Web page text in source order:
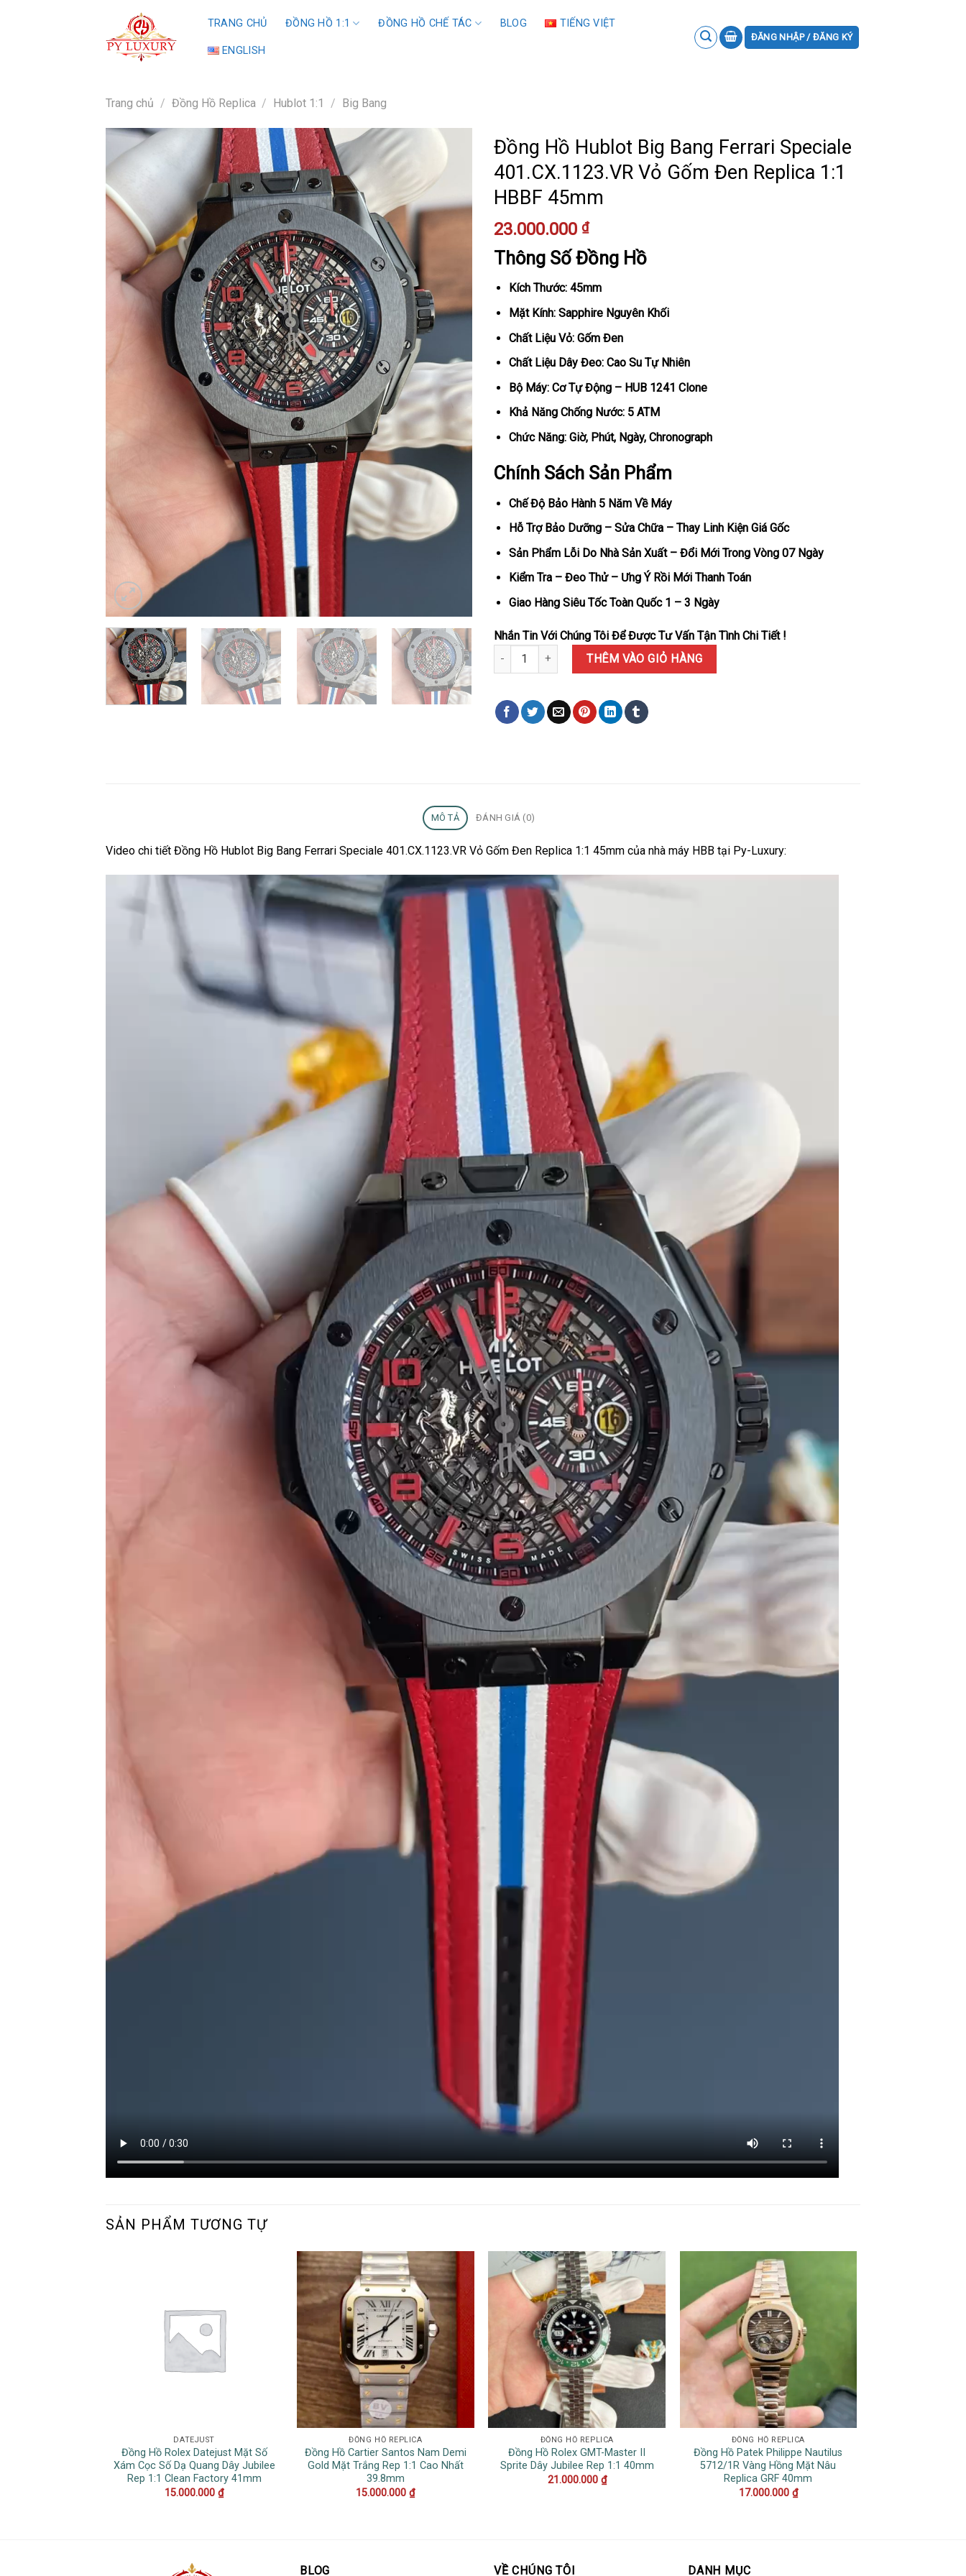
TRANG CHỦ ĐỒNG HỒ 1:1 ĐỒNG HỒ CHẾ TÁC BLOG TIẾNG VIỆT
ENGLISH
ĐĂNG NHẬP / ĐĂNG KÝ
Trang chủ / Đồng Hồ Replica / Hublot 1:1 / Big Bang
Đồng Hồ Hublot Big Bang Ferrari Speciale
401.CX.1123.VR Vỏ Gốm Đen Replica 1:1
HBBF 45mm
23.000.000 ₫
Thông Số Đồng Hồ
Kích Thước: 45mm
Mặt Kính: Sapphire Nguyên Khối
Chất Liệu Vỏ: Gốm Đen
Chất Liệu Dây Đeo: Cao Su Tự Nhiên
Bộ Máy: Cơ Tự Động – HUB 1241 Clone
Khả Năng Chống Nước: 5 ATM
Chức Năng: Giờ, Phút, Ngày, Chronograph
Chính Sách Sản Phẩm
Chế Độ Bảo Hành 5 Năm Về Máy
Hỗ Trợ Bảo Dưỡng – Sửa Chữa – Thay Linh Kiện Giá Gốc
Sản Phẩm Lỗi Do Nhà Sản Xuất – Đổi Mới Trong Vòng 07 Ngày
Kiểm Tra – Đeo Thử – Ưng Ý Rồi Mới Thanh Toán
Giao Hàng Siêu Tốc Toàn Quốc 1 – 3 Ngày
Nhắn Tin Với Chúng Tôi Để Được Tư Vấn Tận Tình Chi Tiết !
Đồng Hồ Hublot Big Bang Ferrari Speciale 401.CX.1123.VR Vỏ Gốm Đen Replica 1:1 HBBF 45mm số
THÊM VÀO GIỎ HÀNG
MÔ TẢ ĐÁNH GIÁ (0)
Video chi tiết Đồng Hồ Hublot Big Bang Ferrari Speciale 401.CX.1123.VR Vỏ Gốm Đen Replica 1:1 45mm của nhà máy HBB tại Py-Luxury:
SẢN PHẨM TƯƠNG TỰ
DATEJUST
Đồng Hồ Rolex Datejust Mặt Số
Xám Cọc Số Dạ Quang Dây Jubilee
Rep 1:1 Clean Factory 41mm
15.000.000₫
ĐỒNG HỒ REPLICA
Đồng Hồ Cartier Santos Nam Demi
Gold Mặt Trắng Rep 1:1 Cao Nhất
39.8mm
15.000.000₫
ĐỒNG HỒ REPLICA
Đồng Hồ Rolex GMT-Master II
Sprite Dây Jubilee Rep 1:1 40mm
21.000.000 ₫
ĐỒNG HỒ REPLICA
Đồng Hồ Patek Philippe Nautilus
5712/1R Vàng Hồng Mặt Nâu
Replica GRF 40mm
17.000.000 ₫
BLOG VỀ CHÚNG TÔI DANH MỤC